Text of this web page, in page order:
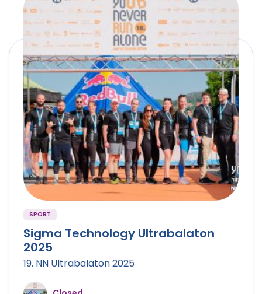
SPORT
Sigma Technology Ultrabalaton
2025
19. NN Ultrabalaton 2025